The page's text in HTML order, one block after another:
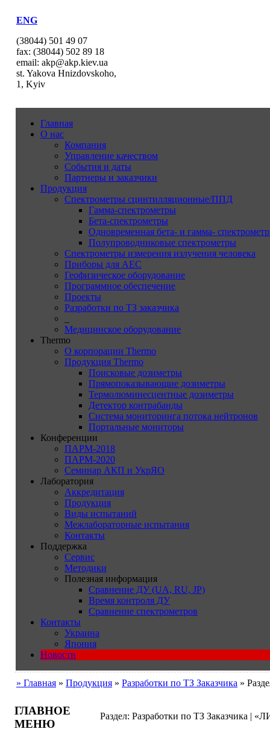
ENG
(38044) 501 49 07
fax: (38044) 502 89 18
email: akp@akp.kiev.ua
st. Yakova Hnizdovskoho,
1, Kyiv
Главная
О нас
Компания
Управление качеством
События и даты
Партнеры и заказчики
Продукция
Спектрометры сцинтилляционные/ППД
Гамма-спектрометры
Бета-спектрометры
Одновременная бета- и гамма-
Полупроводниковые спектрометры
Спектрометры измерения излучения человека
Приборы для АЕС
Геофизическое оборудование
Программное обеспечение
Проекты
Разработки по ТЗ заказчика
Медицинское оборудование
Thermo
О корпорации Thermo
Продукция Thermo
Поисковые дозиметры
Прямопоказывающие дозиметры
Термолюминесцентные дозиметры
Детектор контрабанды
Система мониторинга потока нейтронов
Портальные мониторы
Конференции
ПАРМ-2018
ПАРМ-2020
Семинар АКП и УкрЯО
Лаборатория
Аккредитация
Продукция
Виды испытаний
Межлабораторные испытания
Контакты
Поддержка
Сервис
Методики
Полезная информация
Сравнение ДУ (UA, RU, JP)
Время контроля ДУ
Сравнение спектрометров
Контакты
Украина
Япония
Новости
» Главная » Продукция » Разработки по ТЗ Заказчика »
ГЛАВНОЕ
МЕНЮ
Раздел: Разработки по ТЗ Заказчика |